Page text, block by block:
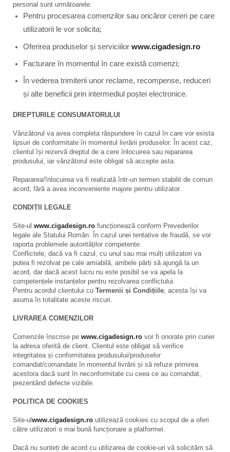
personal sunt următoarele:
Pentru procesarea comenzilor sau oricăror cereri pe care
utilizatorii le vor solicita;
Oferirea produselor și serviciilor www.cigadesign.ro
Facturare în momentul în care există comenzi;
În vederea trimiterii unor reclame, recompense, reduceri
și alte beneficii prin intermediul poștei electronice.
DREPTURILE CONSUMATORULUI
Vânzătorul va avea completa răspundere în cazul în care vor exista
lipsuri de conformitate în momentul livrării produselor. În acest caz,
clientul își rezervă dreptul de a cere înlocuirea sau repararea
produsului, iar vânzătorul este obligat să accepte asta.
Repararea/înlocuirea va fi realizată într-un termen stabilit de comun
acord, fără a avea inconveniente majore pentru utilizator.
CONDIȚII LEGALE
Site-ul www.cigadesign.ro funcționează conform Prevederilor
legale ale Statului Român. În cazul unei tentative de fraudă, se vor
raporta problemele autorităților competente.
Conflictele, dacă va fi cazul, cu unul sau mai mulți utilizatori va
putea fi rezolvat pe cale amiabilă, ambele părți să ajungă la un
acord, dar dacă acest lucru nu este posibil se va apela la
competențele instanțelor pentru rezolvarea conflictului.
Pentru acordul clientului cu Termenii și Condițiile , acesta își va
asuma în totalitate aceste riscuri.
LIVRAREA COMENZILOR
Comenzile înscrise pe www.cigadesign.ro vor fi onorate prin curier
la adresa oferită de client. Clientul este obligat să verifice
integritatea și conformitatea produsului/produselor
comandat/comandate în momentul livrării și să refuze primirea
acestora dacă sunt în neconformitate cu ceea ce au comandat,
prezentând defecte vizibile.
POLITICA DE COOKIES
Site-ul www.cigadesign.ro utilizează cookies cu scopul de a oferi
către utilizatori o mai bună funcționare a platformei.
Dacă nu sunteți de acord cu utilizarea de cookie-uri vă solicităm să